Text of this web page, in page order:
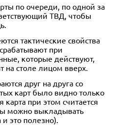
по очереди, по одной за
ТВД, чтобы
тактические свойства
при
которые действуют,
на столе лицом вверх.
друг на друга со
карт было видно только
карта при этом считается
можно выкладывать
это полезно).